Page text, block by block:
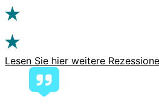
Lesen Sie hier weitere